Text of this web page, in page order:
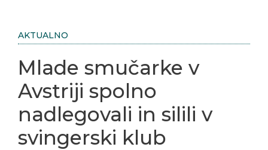
AKTUALNO
Mlade smučarke v
Avstriji spolno
nadlegovali in silili v
svingerski klub